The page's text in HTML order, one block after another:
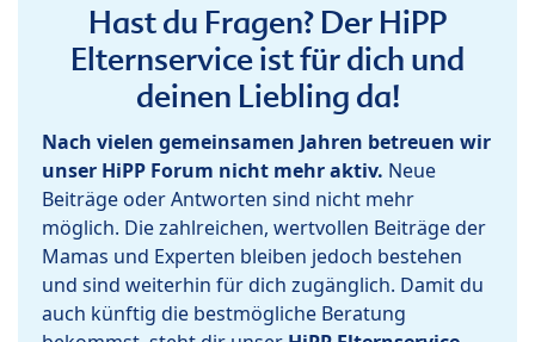
Hast du Fragen? Der HiPP
Elternservice ist für dich und
deinen Liebling da!
Nach vielen gemeinsamen Jahren betreuen wir
unser HiPP Forum nicht mehr aktiv. Neue
Beiträge oder Antworten sind nicht mehr
möglich. Die zahlreichen, wertvollen Beiträge der
Mamas und Experten bleiben jedoch bestehen
und sind weiterhin für dich zugänglich. Damit du
auch künftig die bestmögliche Beratung